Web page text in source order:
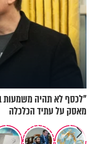
מאסק על עתיד הכלכלה